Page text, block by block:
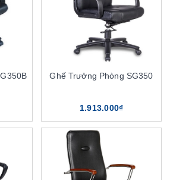
Ghế Trưởng Phòng SG350
1.913.000₫